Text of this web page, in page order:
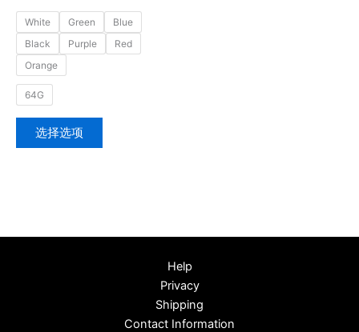
White Green
Blue
Black
Purple
Red
Orange
64G
选择选项
上
选
项
Help
Privacy
Shipping
Contact Information